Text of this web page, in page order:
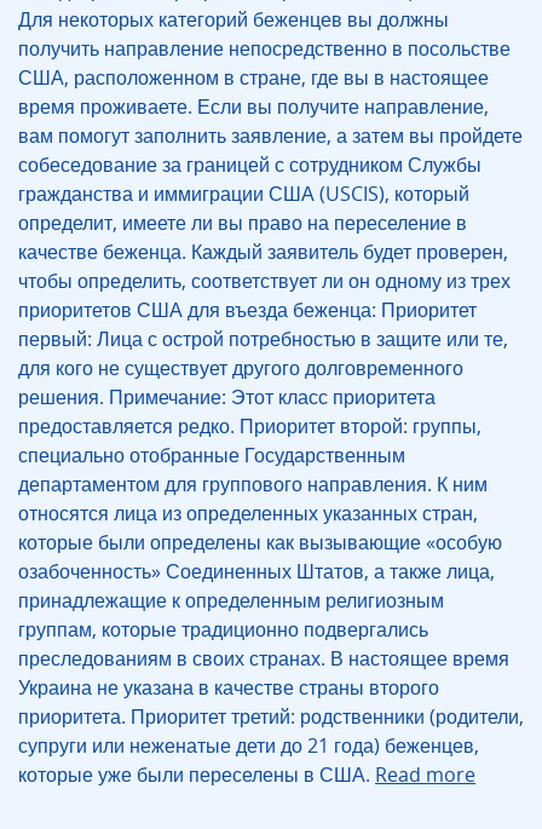
Для некоторых категорий беженцев вы должны
получить направление непосредственно в посольстве
США, расположенном в стране, где вы в настоящее
время проживаете. Если вы получите направление,
вам помогут заполнить заявление, а затем вы пройдете
собеседование за границей с сотрудником Службы
гражданства и иммиграции США (USCIS), который
определит, имеете ли вы право на переселение в
качестве беженца. Каждый заявитель будет проверен,
чтобы определить, соответствует ли он одному из трех
приоритетов США для въезда беженца: Приоритет
первый: Лица с острой потребностью в защите или те,
для кого не существует другого долговременного
решения. Примечание: Этот класс приоритета
предоставляется редко. Приоритет второй: группы,
специально отобранные Государственным
департаментом для группового направления. К ним
относятся лица из определенных указанных стран,
которые были определены как вызывающие «особую
озабоченность» Соединенных Штатов, а также лица,
принадлежащие к определенным религиозным
группам, которые традиционно подвергались
преследованиям в своих странах. В настоящее время
Украина не указана в качестве страны второго
приоритета. Приоритет третий: родственники (родители,
супруги или неженатые дети до 21 года) беженцев,
которые уже были переселены в США. Read more